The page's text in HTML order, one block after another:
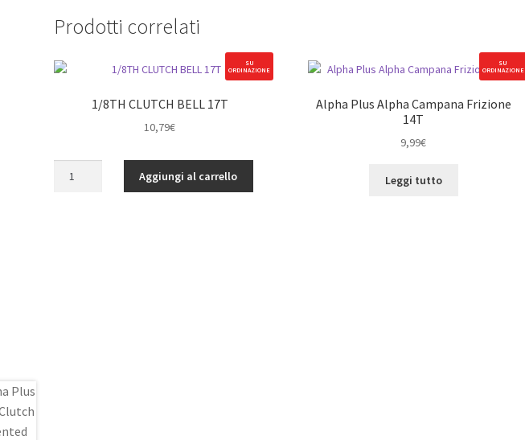
Prodotti correlati
SU
ORDINAZIONE
1/8TH CLUTCH BELL 17T
10,79€
Aggiungi al carrello
SU
ORDINAZIONE
Alpha Plus Alpha Campana Frizione
14T
9,99€
Leggi tutto